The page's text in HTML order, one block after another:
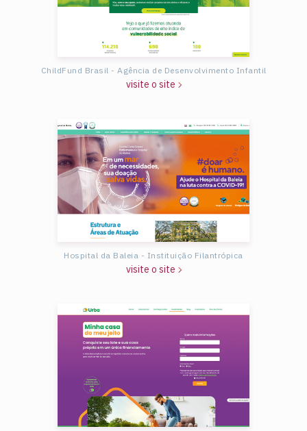
ChildFund Brasil - Agência de Desenvolvimento Infantil
visite o site
Hospital da Baleia - Instituição Filantrópica
visite o site